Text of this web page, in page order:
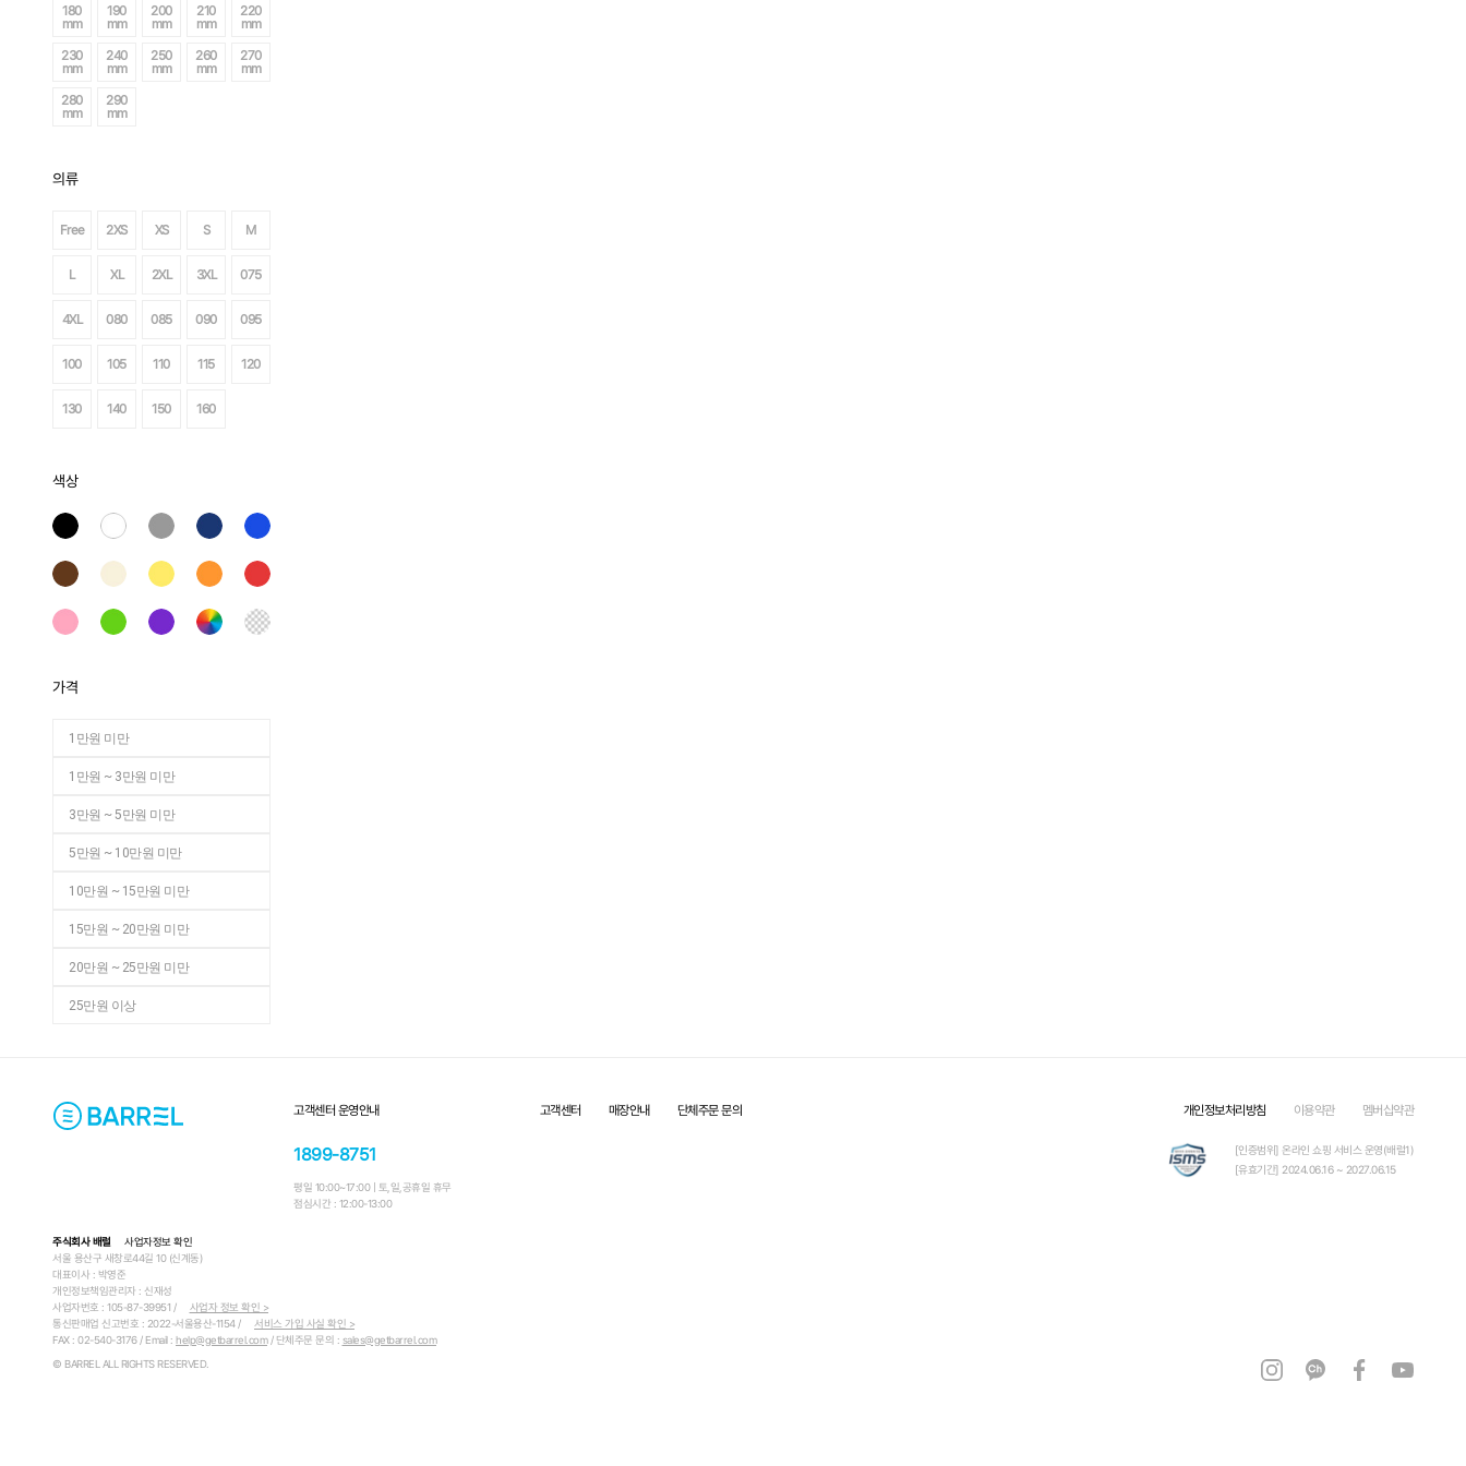
180
mm
190
mm
200
mm
210
mm
220
mm
230
mm
240
mm
250
mm
260
mm
270
mm
280
mm
290
mm
의류
Free 2XS XS S M
L XL 2XL 3XL 075
4XL 080 085 090 095
100 105 110 115 120
130 140 150 160
색상
가격
1만원 미만
1만원 ~ 3만원 미만
3만원 ~ 5만원 미만
5만원 ~ 10만원 미만
10만원 ~ 15만원 미만
15만원 ~ 20만원 미만
20만원 ~ 25만원 미만
25만원 이상
고객센터 운영안내
1899-8751
평일 10:00~17:00 | 토,일,공휴일 휴무
점심시간 : 12:00-13:00
고객센터 매장안내 단체주문 문의 개인정보처리방침 이용약관 멤버십약관
[인증범위] 온라인 쇼핑 서비스 운영(배럴1)
[유효기간] 2024.06.16 ~ 2027.06.15
주식회사 배럴
사업자정보 확인
서울 용산구 새창로44길 10 (신계동)
대표이사 : 박영준
개인정보책임관리자 : 신재성
사업자번호 : 105-87-39951 /
사업자 정보 확인 >
통신판매업 신고번호 : 2022-서울용산-1154 /
서비스 가입 사실 확인 >
FAX : 02-540-3176 / Email : help@getbarrel.com/ 단체주문 문의 : sales@getbarrel.com
© BARREL ALL RIGHTS RESERVED.